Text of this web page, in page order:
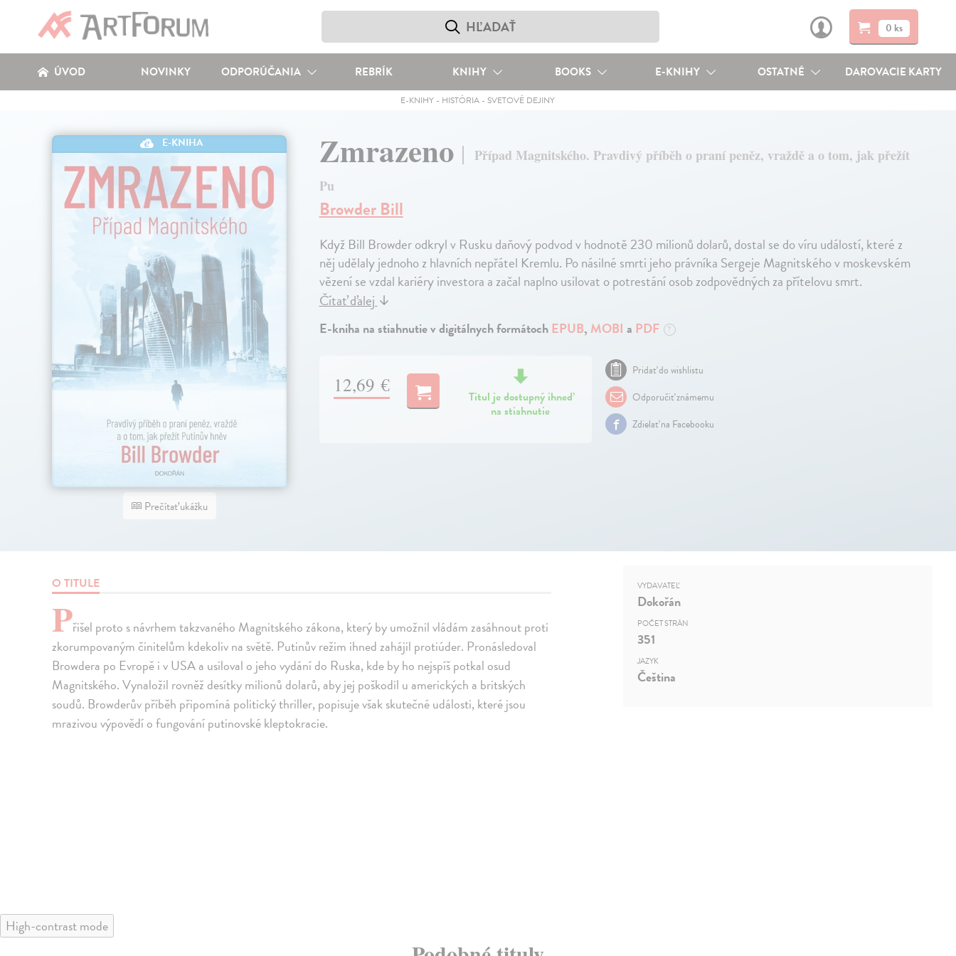
0 ks
ÚVOD NOVINKY ODPORÚČANIA REBRÍK KNIHY BOOKS E-KNIHY OSTATNÉ DAROVACIE KARTY
E-KNIHY - HISTÓRIA - SVETOVÉ DEJINY
E-KNIHA
Prečítať ukážku
Zmrazeno
Případ Magnitského. Pravdivý příběh o praní peněz, vraždě a o tom, jak přežít
Pu
Browder Bill
Když Bill Browder odkryl v Rusku daňový podvod v hodnotě 230 milionů dolarů, dostal se do víru událostí, které z
něj udělaly jednoho z hlavních nepřátel Kremlu. Po násilné smrti jeho právníka Sergeje Magnitského v moskevském
vězení se vzdal kariéry investora a začal naplno usilovat o potrestání osob zodpovědných za přítelovu smrt.
Čítať ďalej↓
E-kniha na stiahnutie v digitálnych formátochEPUB, MOBI a PDF ?
12,69 €
Titul je dostupný ihneď
na stiahnutie
Pridať do wishlistu
Odporučiť známemu
Zdielať na Facebooku
O TITULE
Přišel proto s návrhem takzvaného Magnitského zákona, který by umožnil vládám zasáhnout proti
zkorumpovaným činitelům kdekoliv na světě. Putinův režim ihned zahájil protiúder. Pronásledoval
Browdera po Evropě i v USA a usiloval o jeho vydání do Ruska, kde by ho nejspíš potkal osud
Magnitského. Vynaložil rovněž desítky milionů dolarů, aby jej poškodil u amerických a britských
soudů. Browderův příběh připomíná politický thriller, popisuje však skutečné události, které jsou
mrazivou výpovědí o fungování putinovské kleptokracie.
VYDAVATEĽ
Dokořán
POČET STRÁN
351
JAZYK
Čeština
High-contrast mode